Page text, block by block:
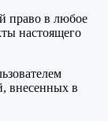
право в любое
настоящего
внесенных в